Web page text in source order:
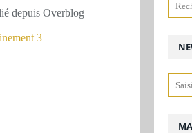
depuis Overblog